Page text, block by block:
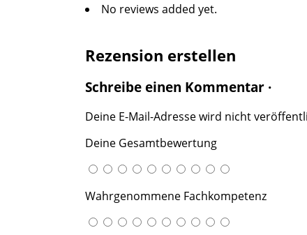
No reviews added yet.
Rezension erstellen
Schreibe einen Kommentar ·
Deine E-Mail-Adresse wird nicht
Deine Gesamtbewertung
Wahrgenommene Fachkompetenz